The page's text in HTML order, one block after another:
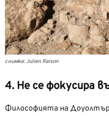
снимка: Julien Raison
4. Не се фокусира
Философията на